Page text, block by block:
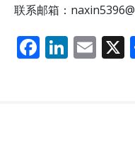
联系邮箱：
F Li E